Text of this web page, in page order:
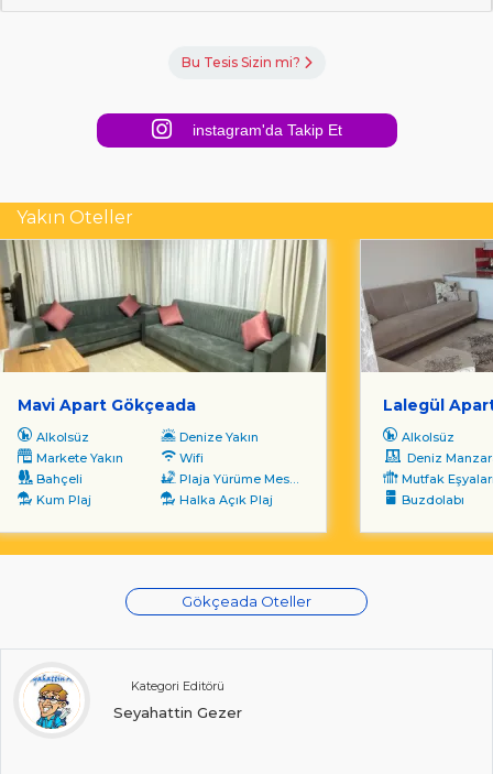
Bu Tesis Sizin mi?
instagram'da Takip Et
Yakın Oteller
Mavi Apart Gökçeada
Alkolsüz
Denize Yakın
Markete Yakın
Wifi
Bahçeli
Plaja Yürüme Mesafesi
Kum Plaj
Halka Açık Plaj
Lalegül
Alkolsüz
Deniz
Mutfak
Buzdolabı
Gökçeada Oteller
Kategori Editörü
Seyahattin Gezer